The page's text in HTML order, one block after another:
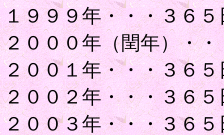
１９９９年・・・３６５
２０００年（閏年）・
２００１年・・・３６５
２００２年・・・３６５
２００３年・・・３６５